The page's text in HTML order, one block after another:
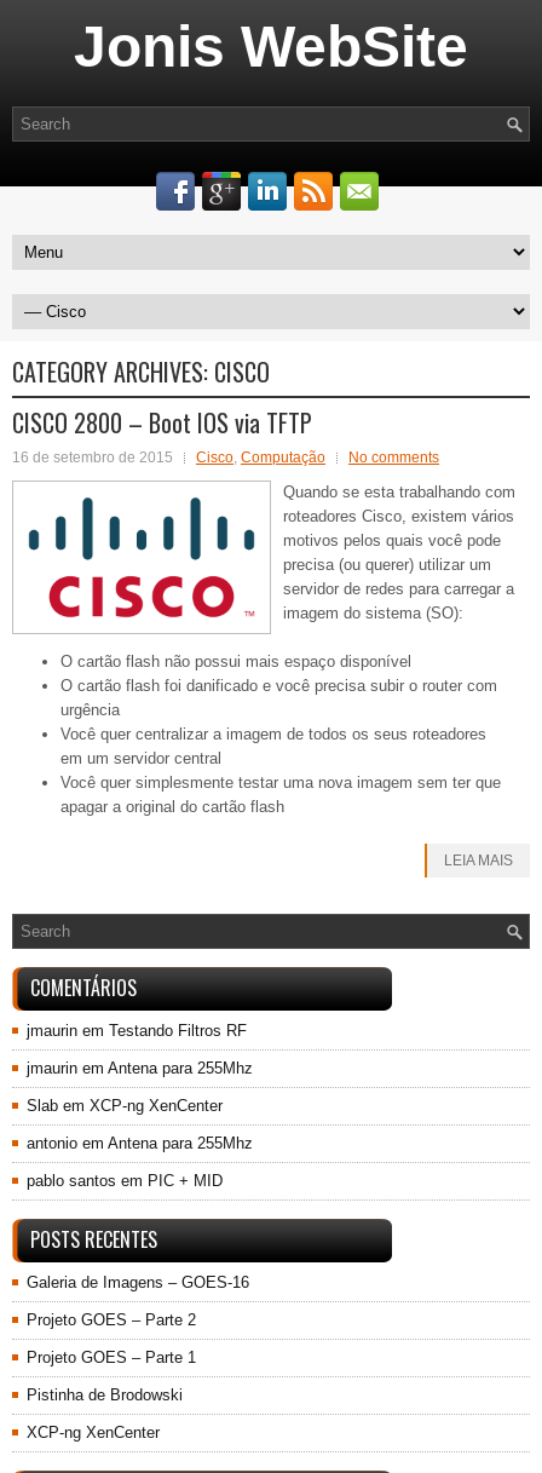
Jonis WebSite
CATEGORY ARCHIVES: CISCO
CISCO 2800 – Boot IOS via TFTP
16 de setembro de 2015 Cisco, Computação No comments
Quando se esta trabalhando com
roteadores Cisco, existem vários
motivos pelos quais você pode
precisa (ou querer) utilizar um
servidor de redes para carregar a
imagem do sistema (SO):
O cartão flash não possui mais espaço disponível
O cartão flash foi danificado e você precisa subir o router com
urgência
Você quer centralizar a imagem de todos os seus roteadores
em um servidor central
Você quer simplesmente testar uma nova imagem sem ter que
apagar a original do cartão flash
LEIA MAIS
COMENTÁRIOS
jmaurin em Testando Filtros RF
jmaurin em Antena para 255Mhz
Slab em XCP-ng XenCenter
antonio em Antena para 255Mhz
pablo santos em PIC + MID
POSTS RECENTES
Galeria de Imagens – GOES-16
Projeto GOES – Parte 2
Projeto GOES – Parte 1
Pistinha de Brodowski
XCP-ng XenCenter